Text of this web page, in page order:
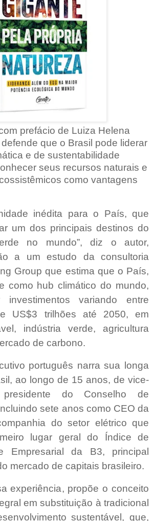
prefácio de Luiza Helena
que o Brasil pode liderar
e de sustentabilidade
seus recursos naturais e
como vantagens
inédita para o País, que
um dos principais destinos do
no mundo”, diz o autor,
a um estudo da consultoria
Group que estima que o País,
como hub climático do mundo,
investimentos variando entre
US$3 trilhões até 2050, em
indústria verde, agricultura
de carbono.
português narra sua longa
ao longo de 15 anos, de vice-
do Conselho de
sete anos como CEO da
do setor elétrico que
lugar geral do Índice de
Empresarial da B3, principal
mercado de capitais brasileiro.
experiência, propõe o conceito
em substituição à tradicional
sustentável, que,